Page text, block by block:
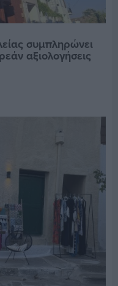
συμπληρώνει
αξιολογήσεις